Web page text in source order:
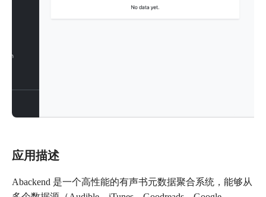
应用描述
Abackend 是一个高性能的有声书元数据聚合系统，能够从